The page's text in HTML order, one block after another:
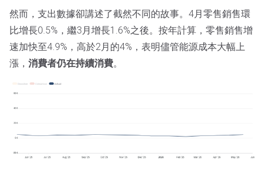
然而，支出數據卻講述了截然不同的故事。4月零售銷售環
比增長0.5%，繼3月增長1.6%之後。按年計算，零售銷售增
速加快至4.9%，高於2月的4%，表明儘管能源成本大幅上
漲， 消費者仍在持續消費。